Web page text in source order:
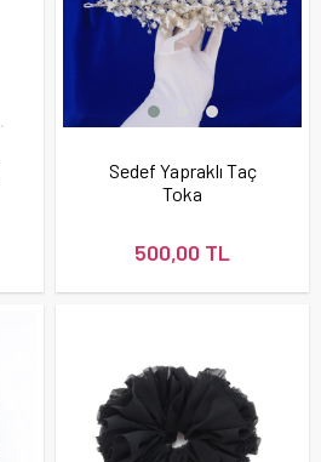
Sedef Yapraklı Taç
Toka
500,00 TL